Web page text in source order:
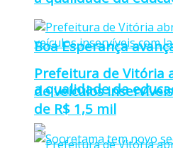
Boa Esperança
a qualidade da
Prefeitura de Vitória
de veículos
de R$ 1,5 mil